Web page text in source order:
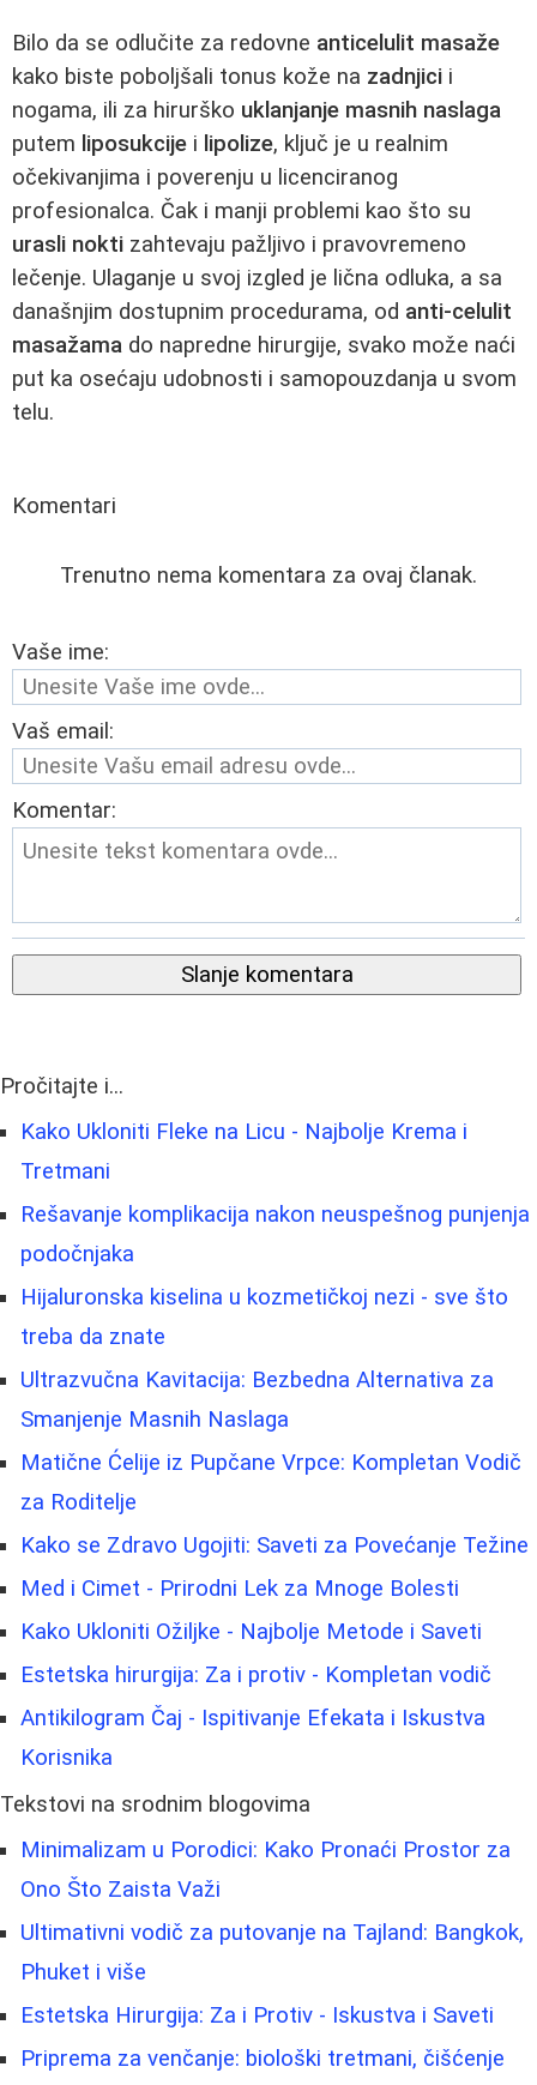
Bilo da se odlučite za redovne anticelulit masaže
kako biste poboljšali tonus kože na zadnjici i
nogama, ili za hirurško uklanjanje masnih naslaga
putem liposukcije i lipolize, ključ je u realnim
očekivanjima i poverenju u licenciranog
profesionalca. Čak i manji problemi kao što su
urasli nokti zahtevaju pažljivo i pravovremeno
lečenje. Ulaganje u svoj izgled je lična odluka, a sa
današnjim dostupnim procedurama, od anti-celulit
masažama do napredne hirurgije, svako može naći
put ka osećaju udobnosti i samopouzdanja u svom
telu.
Komentari
Trenutno nema komentara za ovaj članak.
Vaše ime:
Vaš email:
Komentar:
Slanje komentara
Pročitajte i...
Kako Ukloniti Fleke na Licu - Najbolje Krema i
Tretmani
Rešavanje komplikacija nakon neuspešnog punjenja
podočnjaka
Hijaluronska kiselina u kozmetičkoj nezi - sve što
treba da znate
Ultrazvučna Kavitacija: Bezbedna Alternativa za
Smanjenje Masnih Naslaga
Matične Ćelije iz Pupčane Vrpce: Kompletan Vodič
za Roditelje
Kako se Zdravo Ugojiti: Saveti za Povećanje Težine
Med i Cimet - Prirodni Lek za Mnoge Bolesti
Kako Ukloniti Ožiljke - Najbolje Metode i Saveti
Estetska hirurgija: Za i protiv - Kompletan vodič
Antikilogram Čaj - Ispitivanje Efekata i Iskustva
Korisnika
Tekstovi na srodnim blogovima
Minimalizam u Porodici: Kako Pronaći Prostor za
Ono Što Zaista Važi
Ultimativni vodič za putovanje na Tajland: Bangkok,
Phuket i više
Estetska Hirurgija: Za i Protiv - Iskustva i Saveti
Priprema za venčanje: biološki tretmani, čišćenje